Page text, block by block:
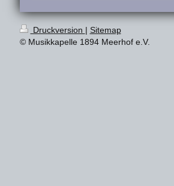
Druckversion | Sitemap
© Musikkapelle 1894 Meerhof e.V.